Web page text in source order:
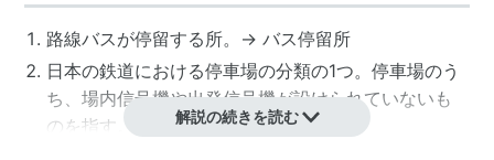
路線バスが停留する所。→バス停留所
日本の鉄道における停車場の分類の1つ。停車場のう
ち、場内信号機や出発信号機が設けられていないも
のを指す。
解説の続きを読む